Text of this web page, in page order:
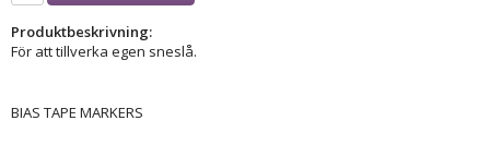
Produktbeskrivning:
För att tillverka egen sneslå.
BIAS TAPE MARKERS